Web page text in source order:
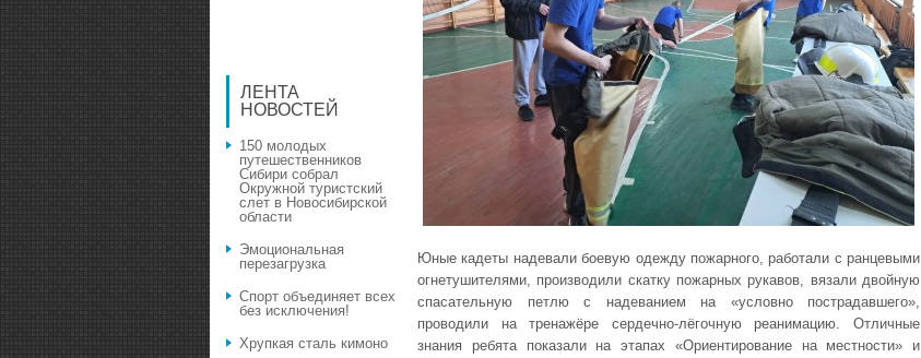
Юные кадеты надевали боевую одежду пожарного, работали с ранцевыми
огнетушителями, производили скатку пожарных рукавов, вязали двойную
спасательную петлю с надеванием на «условно пострадавшего»,
проводили на тренажёре сердечно-лёгочную реанимацию. Отличные
знания ребята показали на этапах «Ориентирование на местности» и
ЛЕНТА
НОВОСТЕЙ
150 молодых
путешественников
Сибири собрал
Окружной туристский
слет в Новосибирской
области
Эмоциональная
перезагрузка
Спорт объединяет всех
без исключения!
Хрупкая сталь кимоно